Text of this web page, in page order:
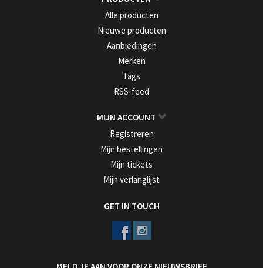
Alle producten
Nieuwe producten
Aanbiedingen
Merken
Tags
RSS-feed
MIJN ACCOUNT
Registreren
Mijn bestellingen
Mijn tickets
Mijn verlanglijst
GET IN TOUCH